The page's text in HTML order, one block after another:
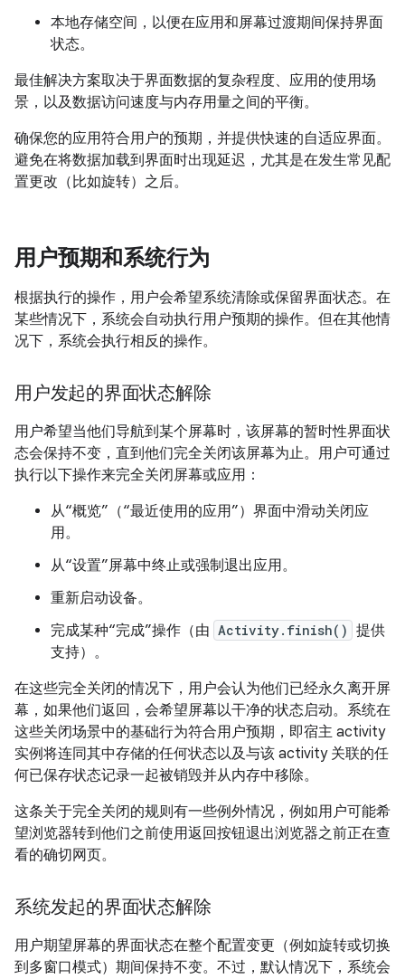
本地存储空间，以便在应用和屏幕过渡期间保持界面
状态。
最佳解决方案取决于界面数据的复杂程度、应用的使用场
景，以及数据访问速度与内存用量之间的平衡。
确保您的应用符合用户的预期，并提供快速的自适应界面。
避免在将数据加载到界面时出现延迟，尤其是在发生常见配
置更改（比如旋转）之后。
用户预期和系统行为
根据执行的操作，用户会希望系统清除或保留界面状态。在
某些情况下，系统会自动执行用户预期的操作。但在其他情
况下，系统会执行相反的操作。
用户发起的界面状态解除
用户希望当他们导航到某个屏幕时，该屏幕的暂时性界面状
态会保持不变，直到他们完全关闭该屏幕为止。用户可通过
执行以下操作来完全关闭屏幕或应用：
从“概览”（“最近使用的应用”）界面中滑动关闭应
用。
从“设置”屏幕中终止或强制退出应用。
重新启动设备。
完成某种“完成”操作（由 Activity.finish() 提供
支持）。
在这些完全关闭的情况下，用户会认为他们已经永久离开屏
幕，如果他们返回，会希望屏幕以干净的状态启动。系统在
这些关闭场景中的基础行为符合用户预期，即宿主 activity
实例将连同其中存储的任何状态以及与该 activity 关联的任
何已保存状态记录一起被销毁并从内存中移除。
这条关于完全关闭的规则有一些例外情况，例如用户可能希
望浏览器转到他们之前使用返回按钮退出浏览器之前正在查
看的确切网页。
系统发起的界面状态解除
用户期望屏幕的界面状态在整个配置变更（例如旋转或切换
到多窗口模式）期间保持不变。不过，默认情况下，系统会